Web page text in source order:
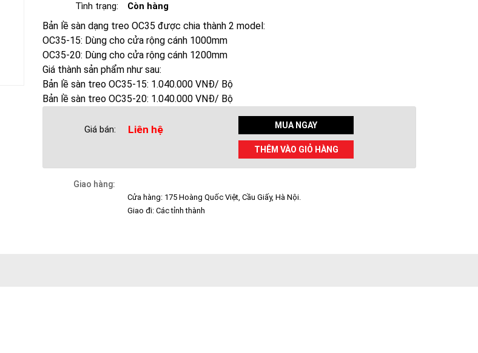
Tình trạng: Còn hàng
Bản lề sàn dạng treo OC35 được chia thành 2 model:
OC35-15: Dùng cho cửa rộng cánh 1000mm
OC35-20: Dùng cho cửa rộng cánh 1200mm
Giá thành sản phẩm như sau:
Bản lề sàn treo OC35-15: 1.040.000 VNĐ/ Bộ
Bản lề sàn treo OC35-20: 1.040.000 VNĐ/ Bộ
Giá bán: Liên hệ MUA NGAY
THÊM VÀO GIỎ HÀNG
Giao hàng:
Cửa hàng: 175 Hoàng Quốc Việt, Cầu Giấy, Hà Nội.
Giao đi: Các tỉnh thành